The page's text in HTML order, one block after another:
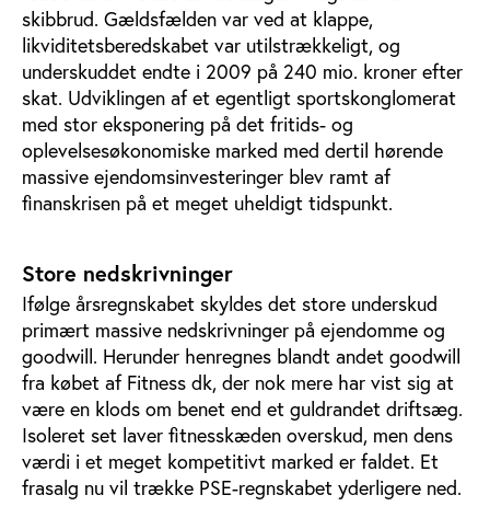
skibbrud. Gældsfælden var ved at klappe,
likviditetsberedskabet var utilstrækkeligt, og
underskuddet endte i 2009 på 240 mio. kroner efter
skat. Udviklingen af et egentligt sportskonglomerat
med stor eksponering på det fritids- og
oplevelsesøkonomiske marked med dertil hørende
massive ejendomsinvesteringer blev ramt af
finanskrisen på et meget uheldigt tidspunkt.
Store nedskrivninger
Ifølge årsregnskabet skyldes det store underskud
primært massive nedskrivninger på ejendomme og
goodwill. Herunder henregnes blandt andet goodwill
fra købet af Fitness dk, der nok mere har vist sig at
være en klods om benet end et guldrandet driftsæg.
Isoleret set laver fitnesskæden overskud, men dens
værdi i et meget kompetitivt marked er faldet. Et
frasalg nu vil trække PSE-regnskabet yderligere ned.